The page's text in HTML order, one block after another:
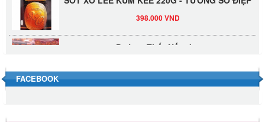
Đường Thốt Nốt 1kg
Đường phèn hạt Long An 500g
FACEBOOK